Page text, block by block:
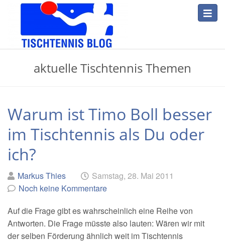
Skip
content
Tischtennis
aktuelle Tischtennis Themen
Warum ist Timo Boll besser
im Tischtennis als Du oder
ich?
Geschrieben
von
Markus Thies am Samstag, 28. Mai 2011
Noch keine Kommentare
Auf die Frage gibt es wahrscheinlich eine Reihe von
Antworten. Die Frage müsste also lauten: Wären wir mit
der selben Förderung ähnlich weit im Tischtennis